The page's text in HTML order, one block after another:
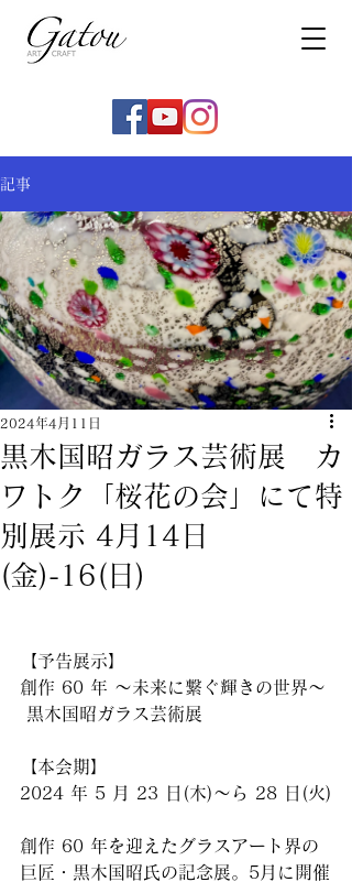
記事
黒木国昭ガラス芸術展 カ
ワトク「桜花の会」にて特
別展示 4月14日
(金)-16(日)
2024年4月11日
【予告展示】
創作 60 年 〜未来に繋ぐ輝きの世界〜
黒木国昭ガラス芸術展
【本会期】
2024 年 5 月 23 日(木)〜ら 28 日(火)
創作 60 年を迎えたグラスアート界の
巨匠・黒木国昭氏の記念展。5月に開催